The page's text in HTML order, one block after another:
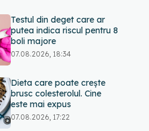
Testul din deget care ar
putea indica riscul pentru 8
boli majore
07.08.2026, 18:34
Dieta care poate crește
brusc colesterolul. Cine
este mai expus
07.08.2026, 17:22